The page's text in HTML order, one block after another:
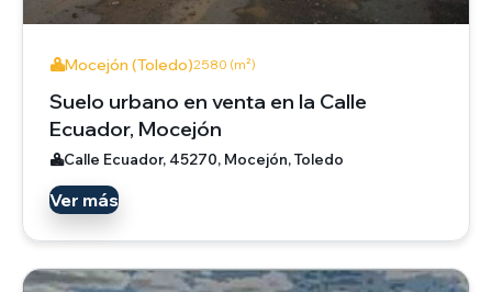
Mocejón (Toledo)2580 (m²)
Suelo urbano en venta en la Calle
Ecuador, Mocejón
Calle Ecuador, 45270, Mocejón, Toledo
Ver más